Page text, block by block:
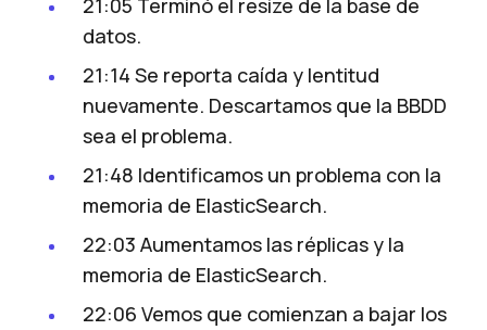
21:05 Terminó el resize de la base de
datos.
21:14 Se reporta caída y lentitud
nuevamente. Descartamos que la BBDD
sea el problema.
21:48 Identificamos un problema con la
memoria de ElasticSearch.
22:03 Aumentamos las réplicas y la
memoria de ElasticSearch.
22:06 Vemos que comienzan a bajar los